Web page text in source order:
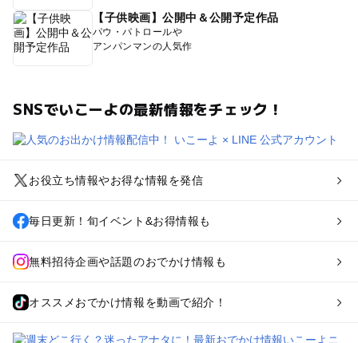
【子供映画】公開中＆公開予定作品
パウ・パトロールや
アンパンマンの人気作
SNSでいこーよの最新情報をチェック！
お役立ち情報やお得な情報を発信
毎日更新！旬イベント&お得情報も
無料招待企画や話題のおでかけ情報も
オススメおでかけ情報を動画で紹介！